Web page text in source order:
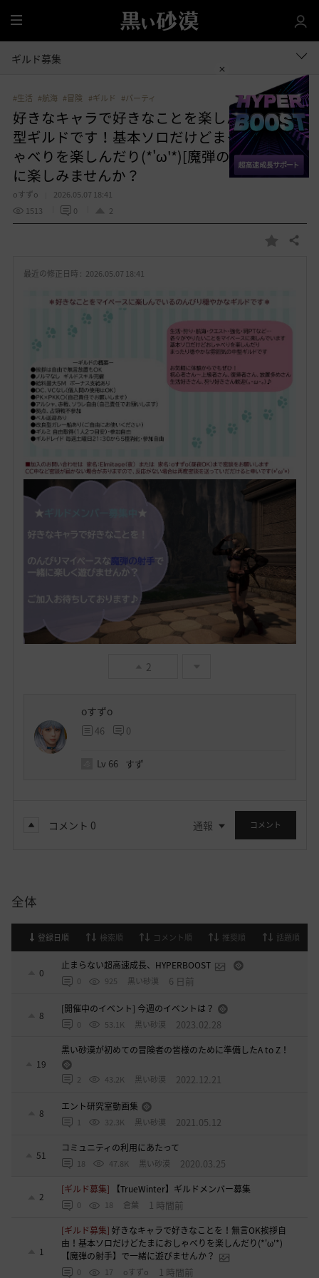
全
体
ギルド募集
#生活 #航海 #冒険 #ギルド #パーティ
好きなキャラで好きなことを楽しんでいる中
型ギルドです！基本ソロだけどまったりおし
ゃべりを楽しんだり(*'ω'*)[魔弾の射手]で一緒
に楽しみませんか？
oすずo
2026.05.07 18:41
1513
0 2
お 共有する
最近の修正日時 : 2026.05.07 18:41
2
oすずo
46 0
Lv 66 すず
コメント 0 通報 コメント
全体
登録日順 検索順 コメント順 推奨順 話題順
0
止まらない超高速成長、HYPERBOOST
0 925 黒い砂漠 6 日前
8
[開催中のイベント] 今週のイベントは？
0 53.1K 黒い砂漠 2023.02.28
19
黒い砂漠が初めての冒険者の皆様のために準備したA to Z！
2 43.2K 黒い砂漠 2022.12.21
8
エント研究室動画集
1 32.3K 黒い砂漠 2021.05.12
51
コミュニティの利用にあたって
18 47.8K 黒い砂漠 2020.03.25
2
[ギルド募集] 【TrueWinter】ギルドメンバー募集
0 18 倉葉 1 時間前
1
[ギルド募集]好きなキャラで好きなことを！無言OK挨拶自
由！基本ソロだけどたまにおしゃべりを楽しんだり(*'ω'*)
【魔弾の射手】で一緒に遊びませんか？
0 17 oすずo 1 時間前